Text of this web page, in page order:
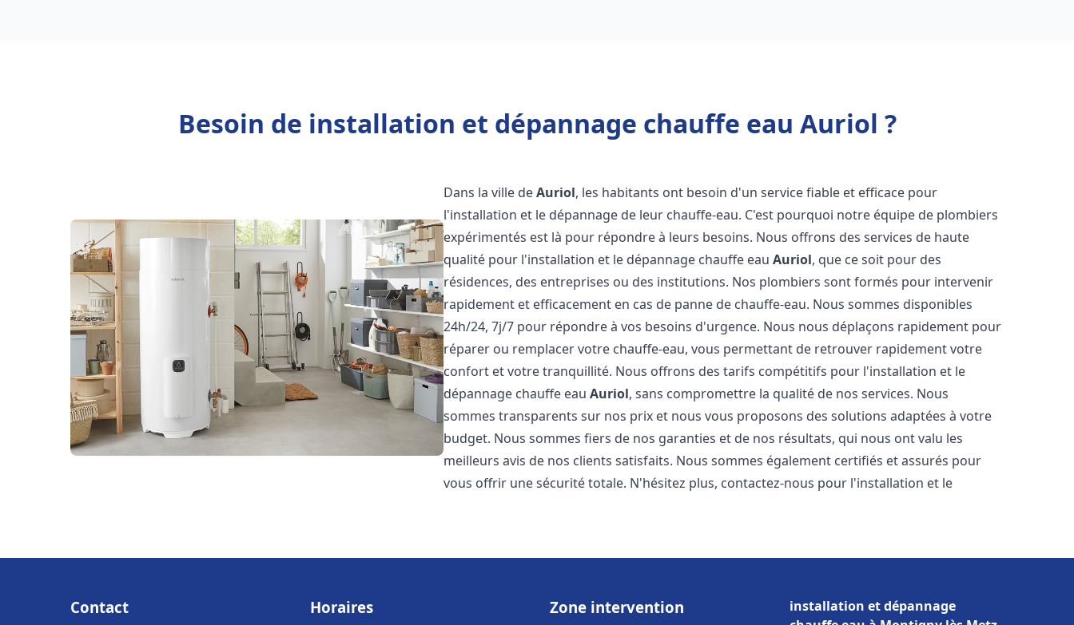
Besoin de installation et dépannage chauffe eau Auriol ?
Dans la ville deAuriol, les habitants ont besoin d'un service fiable et efficace pour
l'installation et le dépannage de leur chauffe-eau. C'est pourquoi notre équipe de plombiers
expérimentés est là pour répondre à leurs besoins. Nous offrons des services de haute
qualité pour l'installation et le dépannage chauffe eauAuriol, que ce soit pour des
résidences, des entreprises ou des institutions. Nos plombiers sont formés pour intervenir
rapidement et efficacement en cas de panne de chauffe-eau. Nous sommes disponibles
24h/24, 7j/7 pour répondre à vos besoins d'urgence. Nous nous déplaçons rapidement pour
réparer ou remplacer votre chauffe-eau, vous permettant de retrouver rapidement votre
confort et votre tranquillité. Nous offrons des tarifs compétitifs pour l'installation et le
dépannage chauffe eauAuriol, sans compromettre la qualité de nos services. Nous
sommes transparents sur nos prix et nous vous proposons des solutions adaptées à votre
budget. Nous sommes fiers de nos garanties et de nos résultats, qui nous ont valu les
meilleurs avis de nos clients satisfaits. Nous sommes également certifiés et assurés pour
vous offrir une sécurité totale. N'hésitez plus, contactez-nous pour l'installation et le
Contact Horaires Zone intervention
installation et dépannage